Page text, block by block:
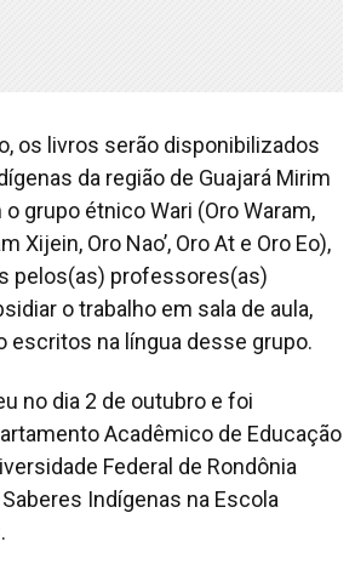
os livros serão disponibilizados
da região de Guajará Mirim
o grupo étnico Wari (Oro Waram,
Xijein, Oro Nao’, Oro At e Oro Eo),
pelos(as) professores(as)
o trabalho em sala de aula,
escritos na língua desse grupo.
no dia 2 de outubro e foi
Acadêmico de Educação
Federal de Rondônia
Indígenas na Escola